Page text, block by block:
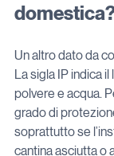
Un altro dato da
La sigla IP indica
polvere e acqua.
grado di
soprattutto se
cantina asciutta o